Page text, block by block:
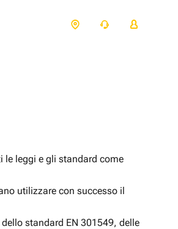
le leggi e gli standard come
utilizzare con successo il
standard EN 301549, delle